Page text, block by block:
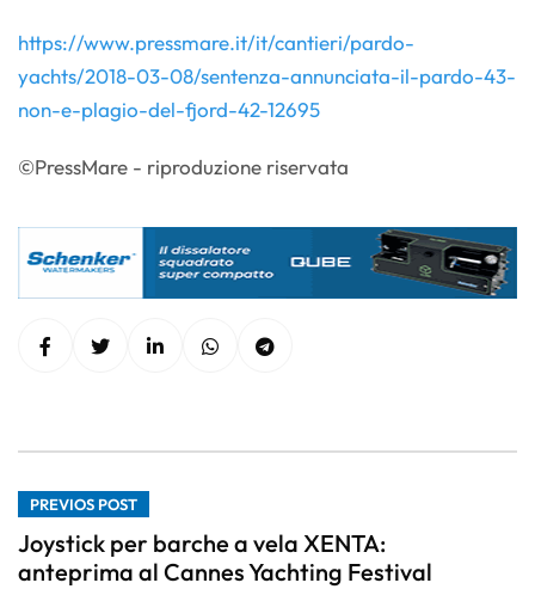
https://www.pressmare.it/it/cantieri/pardo-
yachts/2018-03-08/sentenza-annunciata-il-pardo-43-
non-e-plagio-del-fjord-42-12695
©PressMare - riproduzione riservata
PREVIOS POST
Joystick per barche a vela XENTA:
anteprima al Cannes Yachting Festival